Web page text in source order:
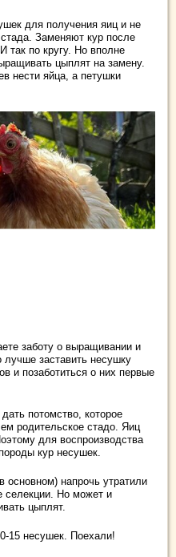
для получения яиц и не
Заменяют кур после
так по кругу. Но вполне
цыплят на замену.
нести яйца, а петушки
заботу о выращивании и
заставить несушку
и позаботиться о них первые
потомство, которое
родительское стадо. Яиц
для воспроизводства
кур несушек.
основном) напрочь утратили
селекции. Но может и
цыплят.
15 несушек. Поехали!